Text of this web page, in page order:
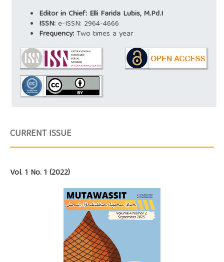
Editor in Chief: Elli Farida Lubis, M.Pd.I
ISSN:e-ISSN: 2964-4666
Frequency:Two times a year
CURRENT ISSUE
Vol. 1 No. 1 (2022)